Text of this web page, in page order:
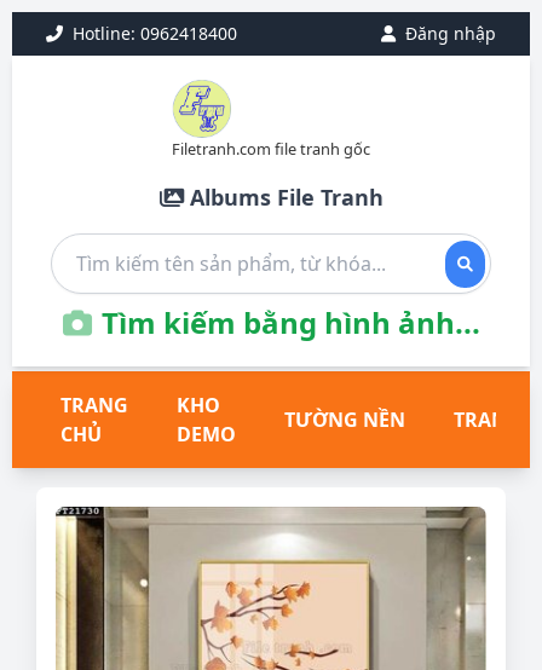
Hotline: 0962418400 Đăng nhập
Filetranh.com file tranh gốc
Albums File Tranh
Tìm kiếm bằng hình ảnh...
TRANG
CHỦ
KHO
DEMO
TƯỜNG NỀN TRANH